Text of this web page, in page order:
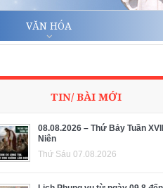
VĂN HÓA
TIN/ BÀI MỚI
08.08.2026 – Thứ Bảy Tuần
Niên
Thứ Sáu 07.08.2026